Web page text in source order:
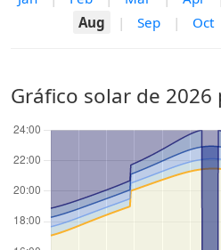
Aug
| Sep | Oct
Gráfico solar de